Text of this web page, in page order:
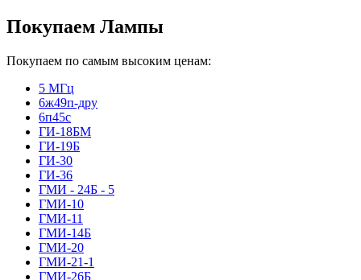
Покупаем Лампы
Покупаем по самым высоким ценам:
5 МГц
6ж49п-дру
6п45с
ГИ-18БМ
ГИ-19Б
ГИ-30
ГИ-36
ГМИ - 24Б - 5
ГМИ-10
ГМИ-11
ГМИ-14Б
ГМИ-20
ГМИ-21-1
ГМИ-26Б